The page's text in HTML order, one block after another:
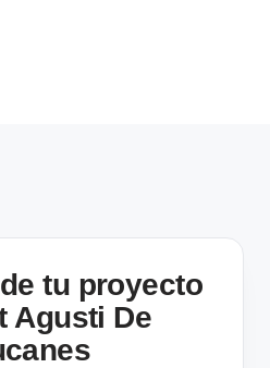
tu proyecto
Agusti De